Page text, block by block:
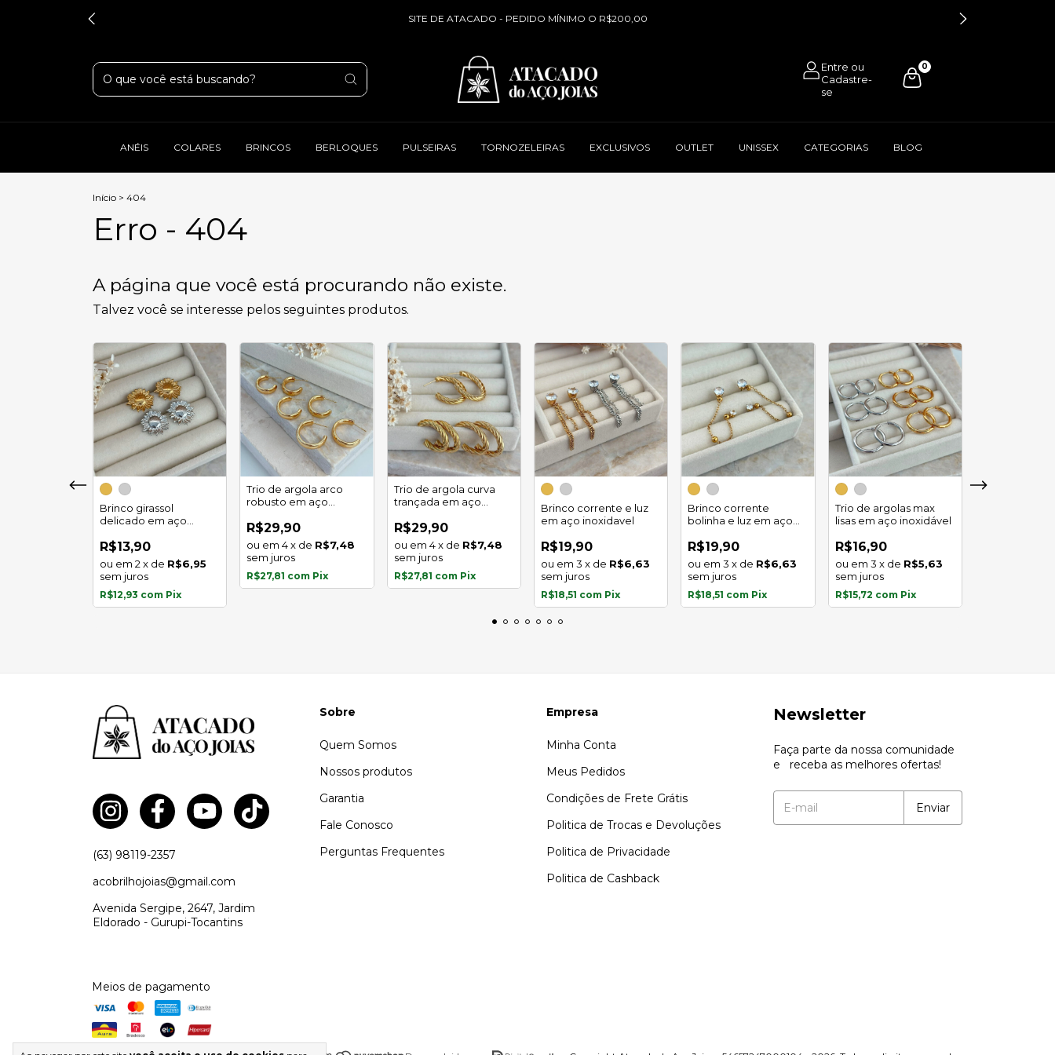
SITE DE ATACADO - PEDIDO MÍNIMO O R$200,00
0
ANÉIS COLARES BRINCOS BERLOQUES PULSEIRAS TORNOZELEIRAS EXCLUSIVOS OUTLET UNISSEX CATEGORIAS BLOG
Início > 404
Erro - 404
A página que você está procurando não existe.
Talvez você se interesse pelos seguintes produtos.
Brinco girassol
delicado em aço
R$13,90
2 x de R$6,95
sem juros
R$12,93 com Pix
Trio de argola arco
robusto em aço
R$29,90
4 x de R$7,48
sem juros
R$27,81 com Pix
Trio de argola curva
trançada em aço
R$29,90
4 x de R$7,48
sem juros
R$27,81 com Pix
Brinco corrente e luz
em aço inoxidavel
R$19,90
3 x de R$6,63
sem juros
R$18,51 com Pix
Brinco corrente
bolinha e luz em aço
R$19,90
3 x de R$6,63
sem juros
R$18,51 com Pix
Trio de argolas max
lisas em aço inoxidável
R$16,90
3 x de R$5,63
sem juros
R$15,72 com Pix
Trio de argola
(63) 98119-2357
acobrilhojoias@gmail.com
Avenida Sergipe, 2647, Jardim
Eldorado - Gurupi-Tocantins
Sobre
Quem Somos
Nossos produtos
Garantia
Fale Conosco
Perguntas Frequentes
Empresa
Minha Conta
Meus Pedidos
Condições de Frete Grátis
Politica de Trocas e Devoluções
Politica de Privacidade
Politica de Cashback
Newsletter
Faça parte da nossa comunidade
e receba as melhores ofertas!
Meios de pagamento